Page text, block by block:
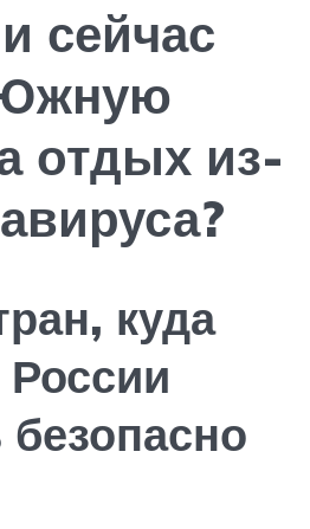
сейчас
отдых из-
куда
России